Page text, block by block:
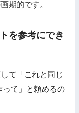
期的です。
を参考にでき
て「これと同じ
って」と頼めるの